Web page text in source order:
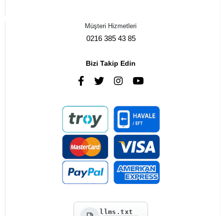
Müşteri Hizmetleri
0216 385 43 85
Bizi Takip Edin
llms.txt